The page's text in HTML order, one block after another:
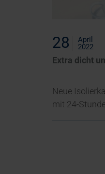
28
April
2022
Extra dicht
Neue
mit 24-